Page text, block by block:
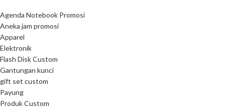
Agenda Notebook Promosi
Aneka jam promosi
Apparel
Elektronik
Flash Disk Custom
Gantungan kunci
gift set custom
Payung
Produk Custom